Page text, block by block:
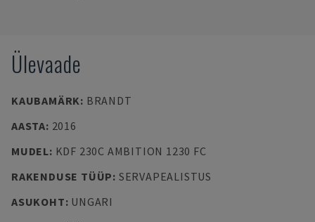
Ülevaade
KAUBAMÄRK: BRANDT
AASTA: 2016
MUDEL: KDF 230C AMBITION 1230 FC
RAKENDUSE TÜÜP: SERVAPEALISTUS
ASUKOHT: UNGARI